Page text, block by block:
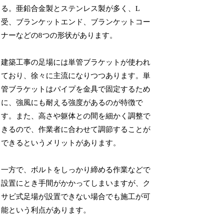
る。亜鉛合金製とステンレス製が多く、L
受、ブランケットエンド、ブランケットコー
ナーなどの8つの形状があります。
建築工事の足場には単管ブラケットが使われ
ており、徐々に主流になりつつあります。単
管ブラケットはパイプを金具で固定するため
に、強風にも耐える強度があるのが特徴で
す。また、高さや躯体との間を細かく調整で
きるので、作業者に合わせて調節することが
できるというメリットがあります。
一方で、ボルトをしっかり締める作業などで
設置にとき手間がかかってしまいますが、ク
サビ式足場が設置できない場合でも施工が可
能という利点があります。